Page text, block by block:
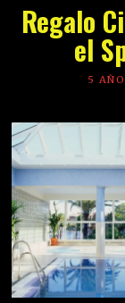
Regalo
el
5